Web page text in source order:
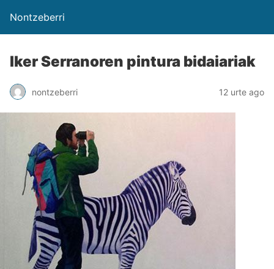
Nontzeberri
Iker Serranoren pintura bidaiariak
nontzeberri 12 urte ago